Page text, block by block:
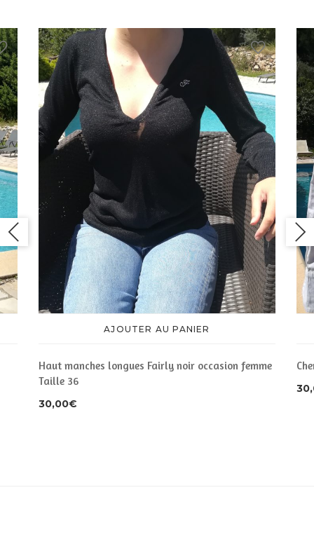
AJOUTER AU PANIER
Haut manches longues Fairly noir occasion femme
Taille 36
30,00€